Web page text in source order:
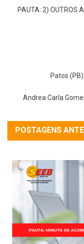
PAUTA: 2) OUTROS
Patos
Andrea Carla
POSTAGENS